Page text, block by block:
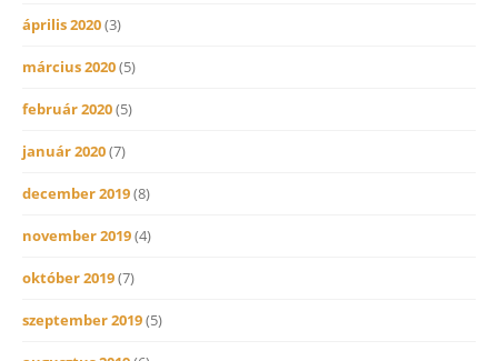
április 2020(3)
március 2020(5)
február 2020(5)
január 2020(7)
december 2019(8)
november 2019(4)
október 2019(7)
szeptember 2019(5)